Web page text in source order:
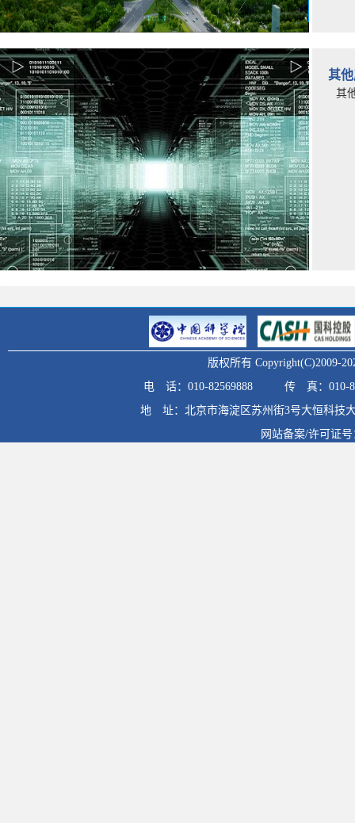
其
其
版权所有 Copyright(C)2009-
电 话：010-82569888
传 真：010-
地 址：北京市海淀区苏州街3号大恒科技
网站备案/许可证号